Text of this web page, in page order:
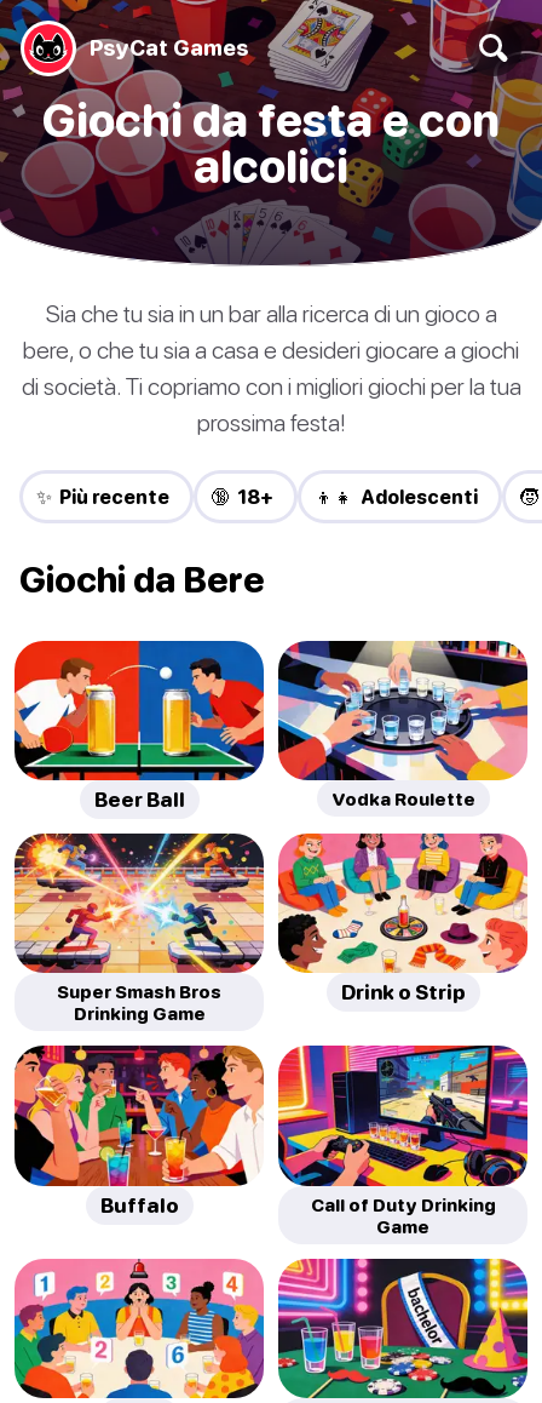
PsyCat Games
Giochi da festa e con
alcolici
Sia che tu sia in un bar alla ricerca di un gioco a
bere, o che tu sia a casa e desideri giocare a giochi
di società. Ti copriamo con i migliori giochi per la tua
prossima festa!
✨ Più recente 🔞 18+ 👦👧 Adolescenti
Giochi da Bere
Beer Ball Vodka Roulette
Super Smash Bros
Drinking Game
Drink o Strip
Buffalo
Call of Duty Drinking
Game